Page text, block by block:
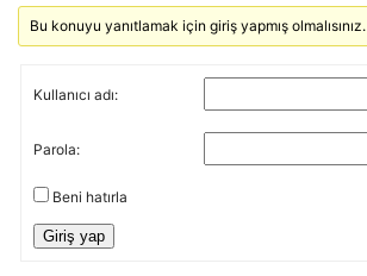
Bu konuyu yanıtlamak için giriş yapmış olmalısınız.
Kullanıcı adı:
Parola:
Beni hatırla
Giriş yap